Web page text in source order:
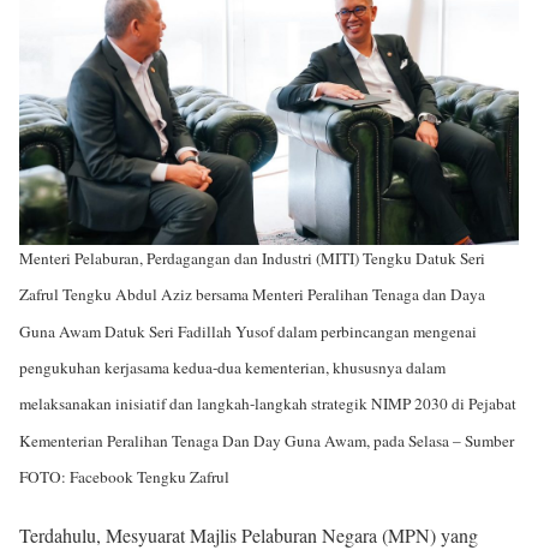
Menteri Pelaburan, Perdagangan dan Industri (MITI) Tengku Datuk Seri
Zafrul Tengku Abdul Aziz bersama Menteri Peralihan Tenaga dan Daya
Guna Awam Datuk Seri Fadillah Yusof dalam perbincangan mengenai
pengukuhan kerjasama kedua-dua kementerian, khususnya dalam
melaksanakan inisiatif dan langkah-langkah strategik NIMP 2030 di Pejabat
Kementerian Peralihan Tenaga Dan Day Guna Awam, pada Selasa – Sumber
FOTO: Facebook Tengku Zafrul
Terdahulu, Mesyuarat Majlis Pelaburan Negara (MPN) yang